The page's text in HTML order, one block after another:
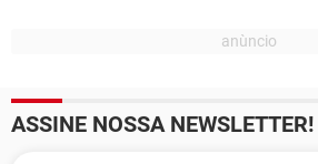
ASSINE NOSSA NEWSLETTER!